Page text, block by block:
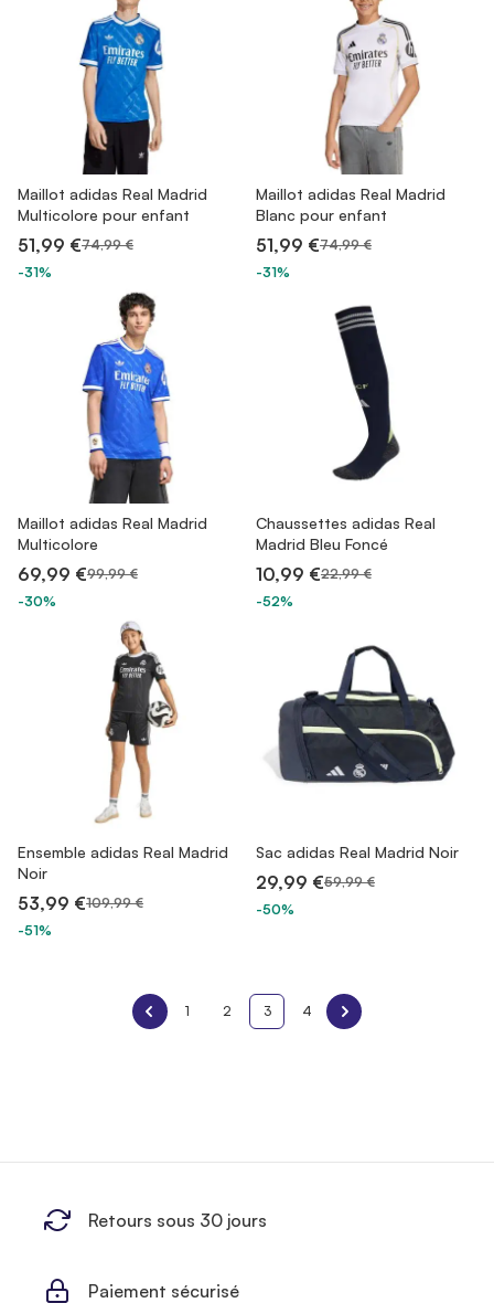
Maillot adidas Real Madrid
Multicolore pour enfant
51,99 €74,99 €
-31%
Maillot adidas Real Madrid
Blanc pour enfant
51,99 €74,99 €
-31%
Maillot adidas Real Madrid
Multicolore
69,99 €99,99 €
-30%
Chaussettes adidas Real
Madrid Bleu Foncé
10,99 €22,99 €
-52%
Ensemble adidas Real Madrid
Noir
53,99 €109,99 €
-51%
Sac adidas Real Madrid Noir
29,99 €59,99 €
-50%
1 2 3 4
Retours sous 30 jours
Paiement sécurisé